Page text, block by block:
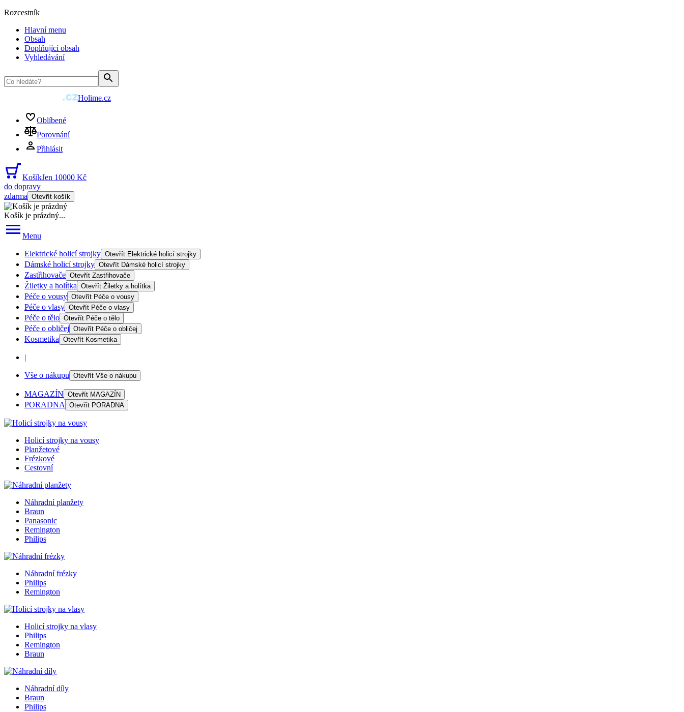
Rozcestník
Hlavní menu
Obsah
Doplňující obsah
Vyhledávání
Holime.cz
Oblíbené
Porovnání
Přihlásit
KošíkJen 10000 Kč
do dopravy
zdarma Otevřít košík
Košík je prázdný...
Menu
Elektrické holicí strojky Otevřít Elektrické holicí strojky
Dámské holicí strojky Otevřít Dámské holicí strojky
Zastřihovače Otevřít Zastřihovače
Žiletky a holítka Otevřít Žiletky a holítka
Péče o vousy Otevřít Péče o vousy
Péče o vlasy Otevřít Péče o vlasy
Péče o tělo Otevřít Péče o tělo
Péče o obličej Otevřít Péče o obličej
Kosmetika Otevřít Kosmetika
|
Vše o nákupu Otevřít Vše o nákupu
MAGAZÍN Otevřít MAGAZÍN
PORADNA Otevřít PORADNA
Holicí strojky na vousy
Planžetové
Frézkové
Cestovní
Náhradní planžety
Braun
Panasonic
Remington
Philips
Náhradní frézky
Philips
Remington
Holicí strojky na vlasy
Philips
Remington
Braun
Náhradní díly
Braun
Philips